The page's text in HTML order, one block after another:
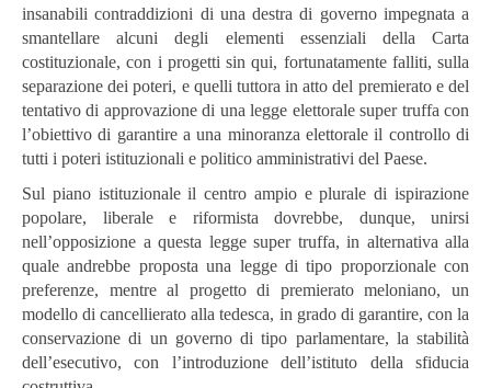
insanabili contraddizioni di una destra di governo impegnata a
smantellare alcuni degli elementi essenziali della Carta
costituzionale, con i progetti sin qui, fortunatamente falliti, sulla
separazione dei poteri, e quelli tuttora in atto del premierato e del
tentativo di approvazione di una legge elettorale super truffa con
l’obiettivo di garantire a una minoranza elettorale il controllo di
tutti i poteri istituzionali e politico amministrativi del Paese.
Sul piano istituzionale il centro ampio e plurale di ispirazione
popolare, liberale e riformista dovrebbe, dunque, unirsi
nell’opposizione a questa legge super truffa, in alternativa alla
quale andrebbe proposta una legge di tipo proporzionale con
preferenze, mentre al progetto di premierato meloniano, un
modello di cancellierato alla tedesca, in grado di garantire, con la
conservazione di un governo di tipo parlamentare, la stabilità
dell’esecutivo, con l’introduzione dell’istituto della sfiducia